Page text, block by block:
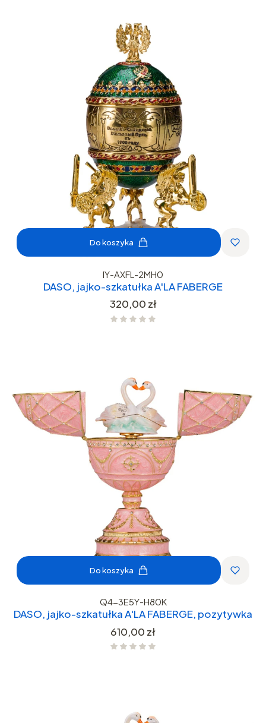
Do koszyka
IY-AXFL-2MH0
DASO, jajko-szkatułka A'LA FABERGE
Cena
320,00 zł
Do koszyka
Q4-3E5Y-H80K
DASO, jajko-szkatułka A'LA FABERGE, pozytywka
Cena
610,00 zł